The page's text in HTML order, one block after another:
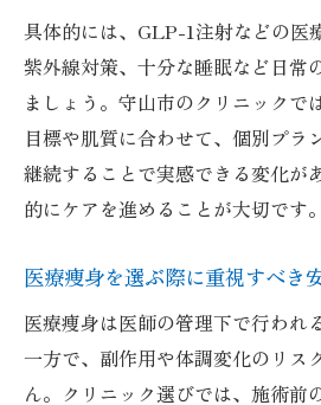
具体的には、GLP-1注射などの医
紫外線対策、十分な睡眠など日常
ましょう。守山市のクリニックで
目標や肌質に合わせて、個別プラ
継続することで実感できる変化が
的にケアを進めることが大切です。
医療痩身を選ぶ際に重視すべき
医療痩身は医師の管理下で行われ
一方で、副作用や体調変化のリス
ん。クリニック選びでは、施術前